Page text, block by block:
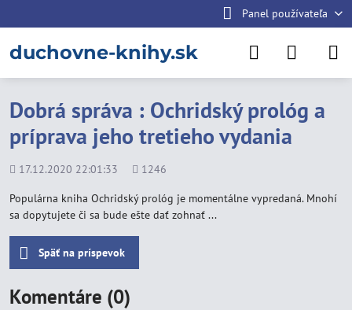
Panel používateľa
duchovne-knihy.sk
Dobrá správa : Ochridský prológ a
príprava jeho tretieho vydania
Pridané
17.12.2020 22:01:33
Počet
1246
Populárna kniha Ochridský prológ je momentálne vypredaná. Mnohí
sa dopytujete či sa bude ešte dať zohnať ...
Späť na príspevok
Komentáre (0)